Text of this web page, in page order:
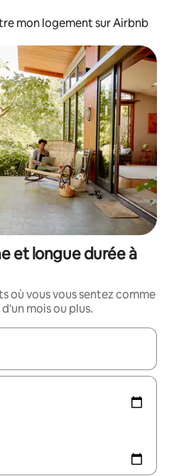
mon logement sur Airbnb
et longue durée à
où vous vous sentez comme
mois ou plus.
utilisez les flèches vers le